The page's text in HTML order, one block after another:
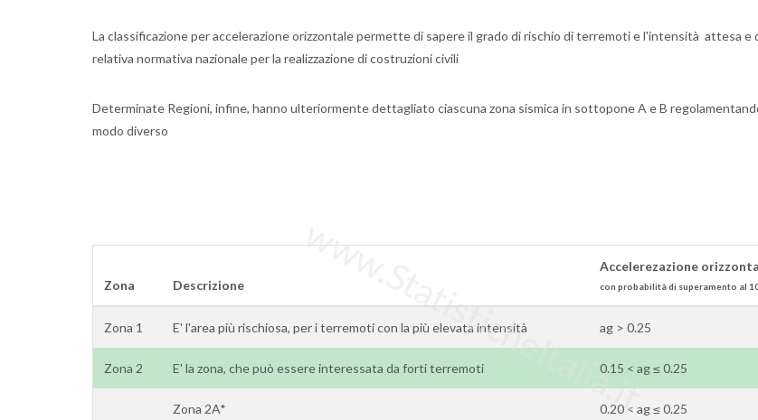
La classificazione per accelerazione orizzontale permette di sapere il grado di rischio di terremoti e l'intensità attesa e
relativa normativa nazionale per la realizzazione di costruzioni civili
Determinate Regioni, infine, hanno ulteriormente dettagliato ciascuna zona sismica in sottopone A e B
modo diverso
Zona Descrizione
Accelerezazione
con probabilità di superamento al
Zona 1 E' l'area più rischiosa, per i terremoti con la più elevata intensità ag > 0.25
Zona 2 E' la zona, che può essere interessata da forti terremoti 0.15 < ag ≤ 0.25
Zona 2A* 0.20 < ag ≤ 0.25
www.StatisticheItalia.it